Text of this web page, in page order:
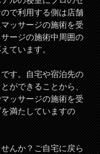
で利用する側は店舗
ッサージの施術を受
ージの施術中周囲の
ています。
す。自宅や宿泊先の
ができることから、
ッサージの施術を受
満たしていますの
んか？ご自宅に戻ら